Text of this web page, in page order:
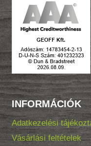
INFORMÁCIÓK
Adatkezelési
Vásárlási feltételek